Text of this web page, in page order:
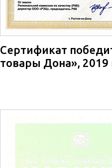
Сертификат
товары Дона», 2019